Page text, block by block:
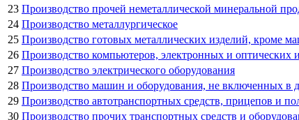
23 Производство прочей неметаллической минеральной
24 Производство металлургическое
25 Производство готовых металлических изделий, кроме
26 Производство компьютеров, электронных и оптических
27 Производство электрического оборудования
28 Производство машин и оборудования, не включенных в
29 Производство автотранспортных средств, прицепов и
30 Производство прочих транспортных средств и